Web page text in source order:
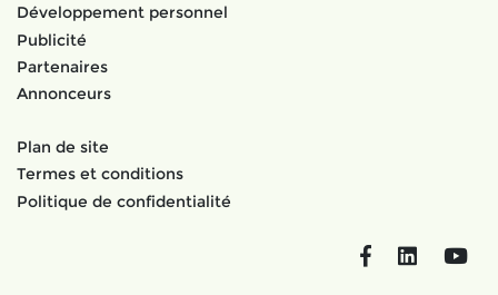
Développement personnel
Publicité
Partenaires
Annonceurs
Plan de site
Termes et conditions
Politique de confidentialité
FacebookLinkedIn